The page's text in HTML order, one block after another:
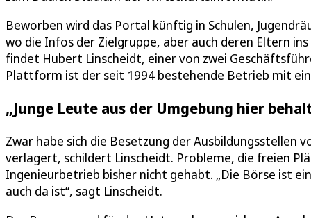
Beworben wird das Portal künftig in Schulen,
wo die Infos der Zielgruppe, aber auch deren Eltern
findet Hubert Linscheidt, einer von zwei
Plattform ist der seit 1994 bestehende Betrieb mit
„Junge Leute aus der Umgebung hier
Zwar habe sich die Besetzung der Ausbildungsstellen
verlagert, schildert Linscheidt. Probleme, die freien
Ingenieurbetrieb bisher nicht gehabt. „Die Börse ist
auch da ist“, sagt Linscheidt.